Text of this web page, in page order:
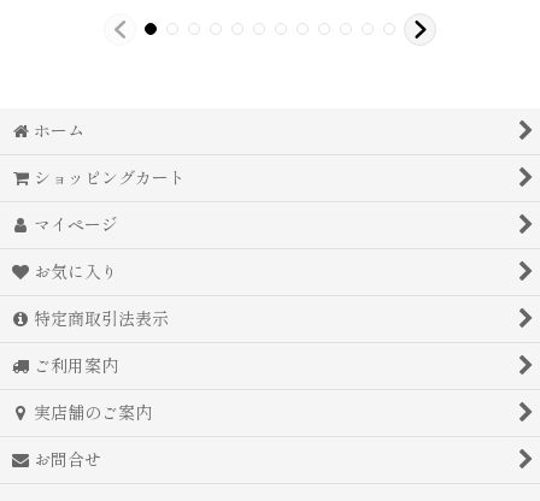
ホーム
ショッピングカート
マイページ
お気に入り
特定商取引法表示
ご利用案内
実店舗のご案内
お問合せ